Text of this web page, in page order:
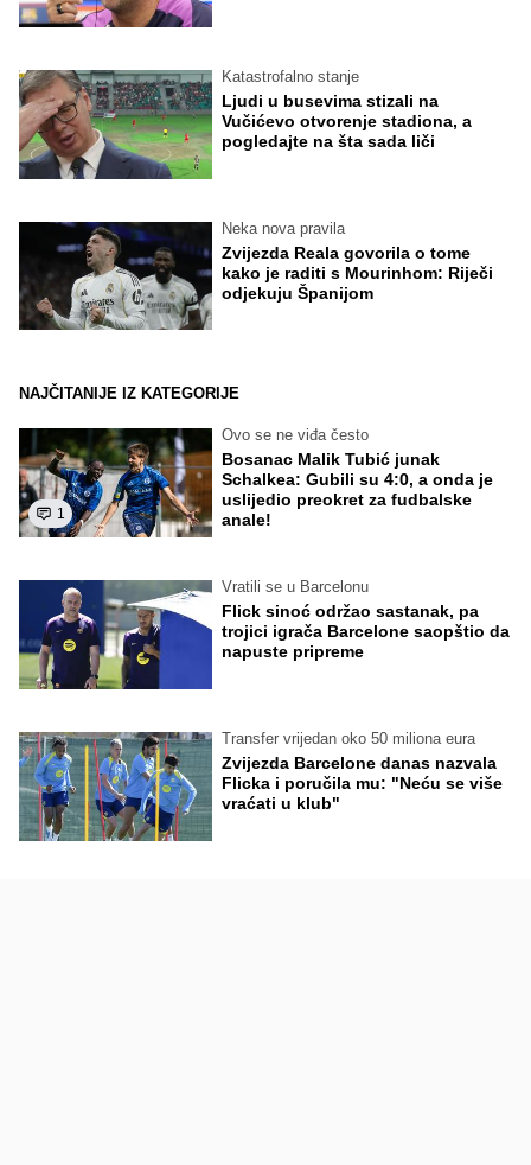
Katastrofalno stanje
Ljudi u busevima stizali na
Vučićevo otvorenje stadiona, a
pogledajte na šta sada liči
Neka nova pravila
Zvijezda Reala govorila o tome
kako je raditi s Mourinhom: Riječi
odjekuju Španijom
NAJČITANIJE IZ KATEGORIJE
1
Ovo se ne viđa često
Bosanac Malik Tubić junak
Schalkea: Gubili su 4:0, a onda je
uslijedio preokret za fudbalske
anale!
Vratili se u Barcelonu
Flick sinoć održao sastanak, pa
trojici igrača Barcelone saopštio da
napuste pripreme
Transfer vrijedan oko 50 miliona eura
Zvijezda Barcelone danas nazvala
Flicka i poručila mu: "Neću se više
vraćati u klub"